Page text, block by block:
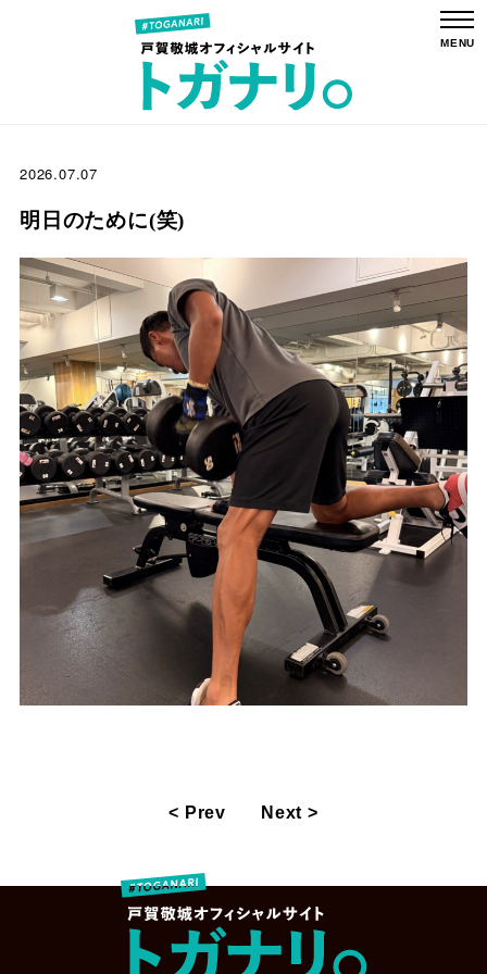
2026.07.07
明日のために(笑)
< Prev Next >